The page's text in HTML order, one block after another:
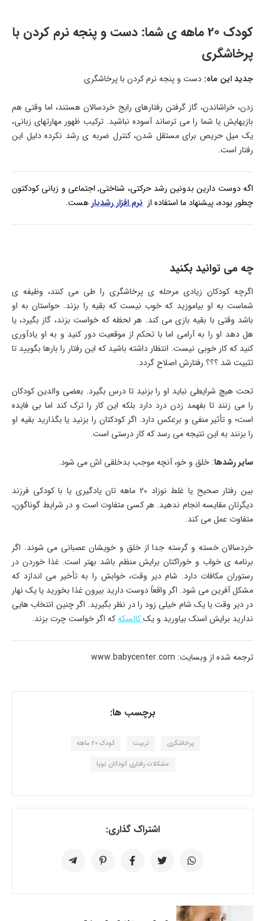
کودک 20 ماهه ی شما: دست و پنجه نرم کردن با
پرخاشگری
جدید این ماه: دست و پنجه نرم کردن با پرخاشگری
زدن، خراشاندن، گاز گرفتن رفتارهای رایج خردسالان هستند، اما وقتی هم
بازیهایش یا شما را می ترساند آسوده نباشید. ترکیب ظهور مهارتهای زبانی،
یک میل حریص برای مستقل شدن، کنترل ضربه ی رشد نکرده دلیل این
رفتار است.
اگه دوست دارین بدونین رشد حرکتی، شناختی, اجتماعی و زبانی کودکتون
چطور بوده، پیشنهاد ما استفاده از نرم افزار رشدیار هست.
چه می توانید بکنید
اگرچه کودکان زیادی مرحله ی پرخاشگری را طی می کنند، وظیفه ی
شماست به او بیاموزید که خوب نیست که بقیه را بزند. حواستان به او
باشد وقتی با بقیه بازی می کند. هر لحظه که خواست بزند، گاز بگیرد، یا
هل دهد او را به آرامی اما با تحکم از موقعیت دور کنید و به او یادآوری
کنید که کار خوبی نیست. انتظار داشته باشید که این رفتار را بارها بگویید تا
تثبیت شد ؟؟؟ رفتارش اصلاح گردد.
تحت هیچ شرایطی نباید او را بزنید تا درس بگیرد. بعضی والدین کودکان
را می زنند تا بفهمد زدن درد دارد بلکه این کار را ترک کند اما بی فایده
است؛ و تأثیر منفی و برعکس دارد. اگر کودکتان را بزنید یا بگذارید بقیه او
را بزنند به این نتیجه می رسد که کار درستی است.
سایر رشدها: خلق و خو، آنچه موجب بدخلقی اش می شود.
بین رفتار صحیح یا غلط نوزاد 20 ماهه تان یادگیری یا با کودکی فرزند
دیگرتان مقایسه انجام ندهید. هر کسی متفاوت است و در شرایط گوناگون،
متفاوت عمل می کند.
خردسالان خسته و گرسته جدا از خلق و خویشان عصبانی می شوند. اگر
برنامه ی خواب و خوراکتان برایش منظم باشد بهتر است. غذا خوردن در
رستوران مکافات دارد. شام دیر وقت، خوابش را به تأخیر می اندازد که
مشکل آفرین می شود. اگر واقعاً دوست دارید بیرون غذا بخورید یا یک نهار
در دیر وقت یا یک شام خیلی زود را در نظر بگیرید. اگر چنین انتخاب هایی
ندارید برایش اسنک بیاورید و یککالسکهکه اگر خواست چرت بزند.
ترجمه شده از وبسایت: www.babycenter.com
برچسب ها:
پرخاشگری تربیت کودک 20 ماهه
مشکلات رفتاری کودکان نوپا
اشتراک گذاری: